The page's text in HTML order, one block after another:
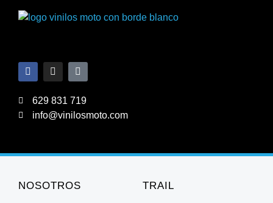
629 831 719
info@vinilosmoto.com
NOSOTROS TRAIL